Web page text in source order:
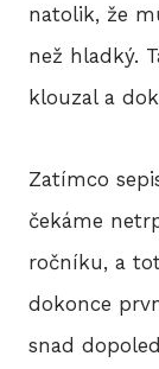
natolik, že
než hladký.
klouzal a
Zatímco
čekáme
ročníku, a
dokonce
snad